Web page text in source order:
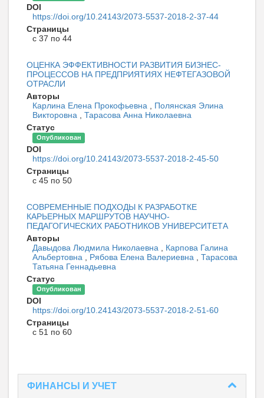
DOI
https://doi.org/10.24143/2073-5537-2018-2-37-44
Страницы
с 37 по 44
ОЦЕНКА ЭФФЕКТИВНОСТИ РАЗВИТИЯ БИЗНЕС-
ПРОЦЕССОВ НА ПРЕДПРИЯТИЯХ НЕФТЕГАЗОВОЙ
ОТРАСЛИ
Авторы
Карлина Елена Прокофьевна , Полянская Элина
Викторовна , Тарасова Анна Николаевна
Статус
Опубликован
DOI
https://doi.org/10.24143/2073-5537-2018-2-45-50
Страницы
с 45 по 50
СОВРЕМЕННЫЕ ПОДХОДЫ К РАЗРАБОТКЕ
КАРЬЕРНЫХ МАРШРУТОВ НАУЧНО-
ПЕДАГОГИЧЕСКИХ РАБОТНИКОВ УНИВЕРСИТЕТА
Авторы
Давыдова Людмила Николаевна , Карпова Галина
Альбертовна , Рябова Елена Валериевна , Тарасова
Татьяна Геннадьевна
Статус
Опубликован
DOI
https://doi.org/10.24143/2073-5537-2018-2-51-60
Страницы
с 51 по 60
ФИНАНСЫ И УЧЕТ